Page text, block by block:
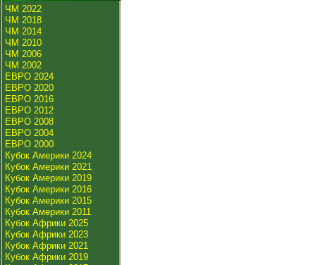
ЧМ 2022
ЧМ 2018
ЧМ 2014
ЧМ 2010
ЧМ 2006
ЧМ 2002
ЕВРО 2024
ЕВРО 2020
ЕВРО 2016
ЕВРО 2012
ЕВРО 2008
ЕВРО 2004
ЕВРО 2000
Кубок Америки 2024
Кубок Америки 2021
Кубок Америки 2019
Кубок Америки 2016
Кубок Америки 2015
Кубок Америки 2011
Кубок Африки 2025
Кубок Африки 2023
Кубок Африки 2021
Кубок Африки 2019